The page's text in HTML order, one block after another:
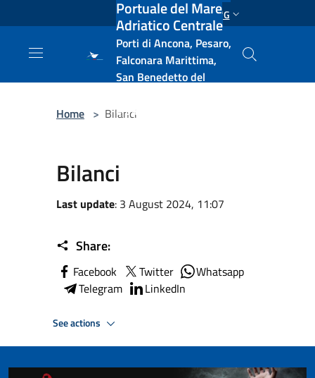
Salta al contenuto principale ENG
Portuale del Mare
Adriatico Centrale
Porti di Ancona, Pesaro,
Falconara Marittima,
San Benedetto del
e Vasto
Home > Bilanci
Bilanci
Last update: 3 August 2024, 11:07
Share:
Facebook Twitter
Whatsapp
Telegram
LinkedIn
See actions